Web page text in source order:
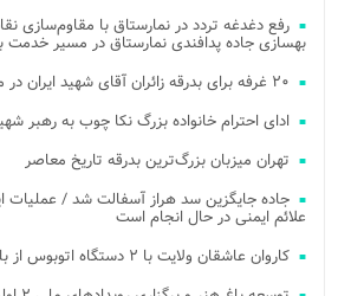
رفع دغدغه تردد در نمارستاق با مقاوم‌سازی
بهسازی جاده پدافندی نمارستاق در مسیر خدمت
۲۰ غرفه برای بدرقه زائران آقای شهید ایران در مسیر طریق الرضا برپا شد
ادای احترام خانواده بزرگ نکا چوب به رهبر
تهران میزبان بزرگ‌ترین بدرقه تاریخ معاصر
جاده جایگزین سد هراز آسفالت شد / عملیات
علائم ایمنی در حال انجام است
کاروان عاشقان ولایت با ۲ دستگاه اتوبوس از بلده راهی تهران شد